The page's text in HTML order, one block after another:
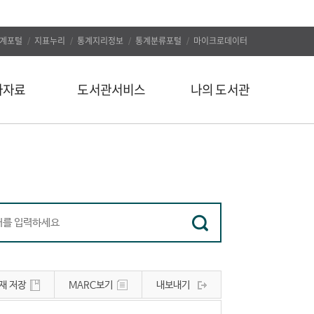
포털 지표누리 통계지리정보 통계분류포털 마이크로데이터
료 도서관서비스
인기도서
정보서비스
유관사이트
공지사항
나의 도서관
대출/예약조회
자료구입신청
나의 서재
나의 서평
저장 MARC보기 내보내기